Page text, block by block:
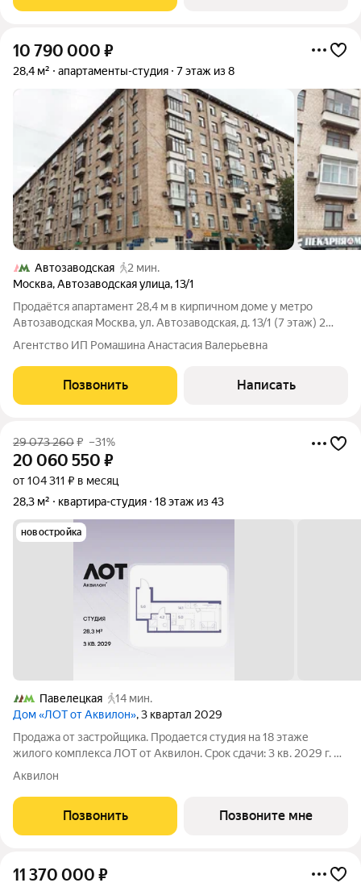
10 790 000 ₽
28,4 м² апартаменты-студия 7 этаж из 8
Автозаводская
2 мин.
Москва,Автозаводская улица,13/1
Продаётся апартамент 28,4 м в кирпичном доме у метро
Автозаводская Москва, ул. Автозаводская, д. 13/1 (7 этаж) 2
минут пешком от м. Автозаводская Просторная студия в
престижном Даниловском районе Площадь апартамента 28,4
квадратных метра.
Агентство ИП Ромашина Анастасия Валерьевна
Позвонить Написать
29 073 260₽ –31%
20 060 550 ₽
от 104 311 ₽ в месяц
28,3 м²
квартира-студия 18 этаж из 43
новостройка
Павелецкая
14 мин.
Дом «ЛОТ от Аквилон», 3 квартал 2029
Продажа от застройщика. Продается студия на 18 этаже
жилого комплекса ЛОТ от Аквилон. Срок сдачи: 3 кв. 2029 г. О
ПРОЕКТЕ: Дом класса бизнес-плюс создан в концепции
трансформируется
Аквилон
Позвонить Позвоните мне
11 370 000 ₽